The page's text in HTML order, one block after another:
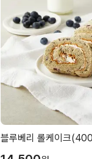
블루베리 롤케이크